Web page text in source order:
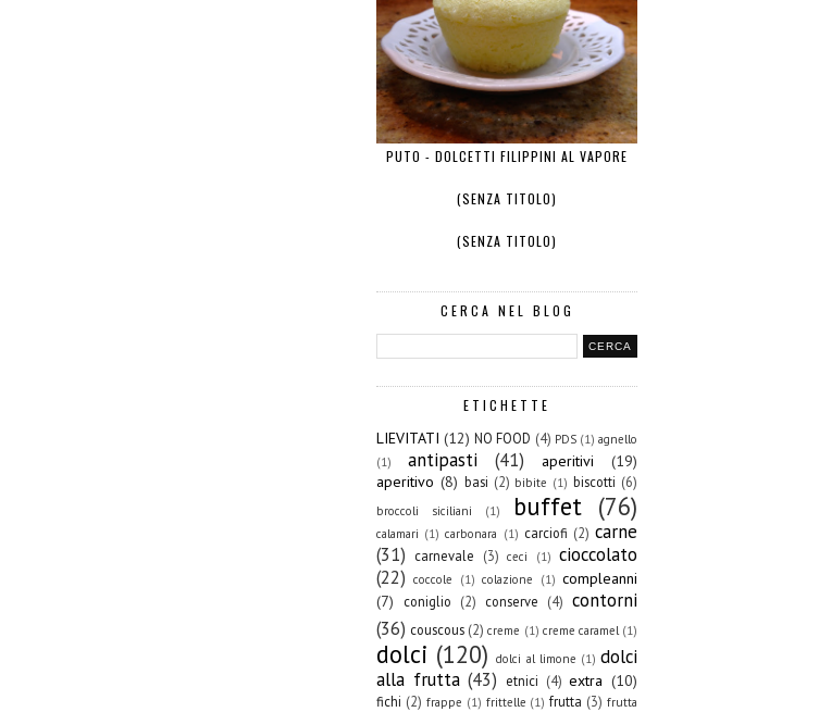
PUTO - DOLCETTI FILIPPINI AL VAPORE
(SENZA TITOLO)
(SENZA TITOLO)
CERCA NEL BLOG
ETICHETTE
LIEVITATI (12) NO FOOD (4) PDS (1) agnello
(1)
antipasti (41) aperitivi
(19)
aperitivo (8) basi (2) bibite (1) biscotti (6)
broccoli siciliani (1) buffet (76)
calamari (1) carbonara (1) carciofi (2) carne
(31)
carnevale (3) ceci (1) cioccolato
(22)
coccole (1) colazione (1) compleanni
(7)
coniglio (2) conserve (4) contorni
(36) couscous (2) creme (1) creme caramel (1)
dolci (120) dolci al limone (1) dolci
alla frutta (43) etnici (4) extra (10)
fichi (2) frappe (1) frittelle (1) frutta (3) frutta